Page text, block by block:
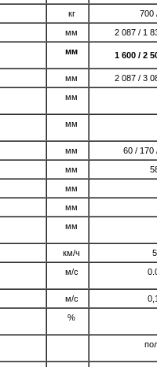
кг 700
мм 2 087 / 1
мм 1 600 / 2
мм 2 087 / 3
мм
мм
мм 60 / 170
мм
мм
мм
мм
км/ч
м/с
м/с
%